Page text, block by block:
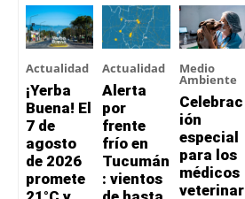
Actualidad
¡Yerba
Buena! El
7 de
agosto
de 2026
promete
Actualidad
Alerta
por
frente
frío en
Tucumán
: vientos
Medio
Ambiente
Celebrac
ión
especial
para los
médicos
veterinar